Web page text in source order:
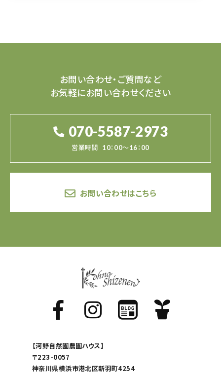
お問い合わせ・ご質問など
お気軽にお問い合わせください
070-5587-2973
営業時間 10：00～16：00
お問い合わせはこちら
【河野自然園農園ハウス】
〒223-0057
神奈川県横浜市港北区新羽町4254